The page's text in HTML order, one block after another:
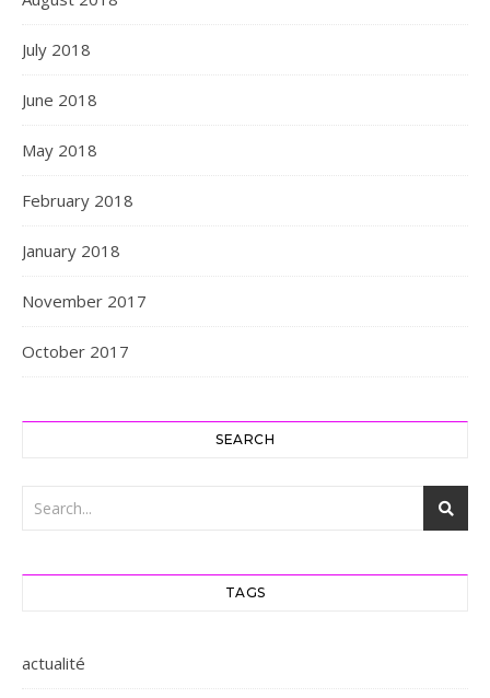
July 2018
June 2018
May 2018
February 2018
January 2018
November 2017
October 2017
SEARCH
TAGS
actualité